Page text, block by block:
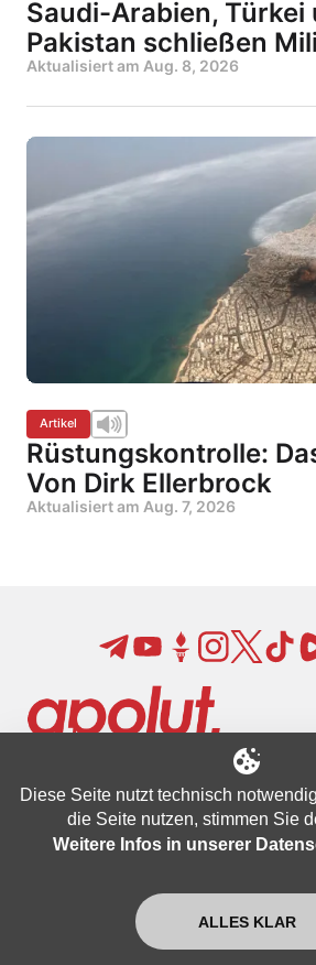
Saudi-Arabien, Türkei
Pakistan schließen
Aktualisiert am Aug. 8, 2026
Artikel
Rüstungskontrolle:
Von Dirk Ellerbrock
Aktualisiert am Aug. 7, 2026
Newsletter
Datenschutzbestimmungen
Diese Seite nutzt technisch
die Seite nutzen, stimmen Sie
Weitere Infos in unserer
ALLES KLAR